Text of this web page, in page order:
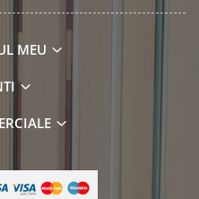
MEU